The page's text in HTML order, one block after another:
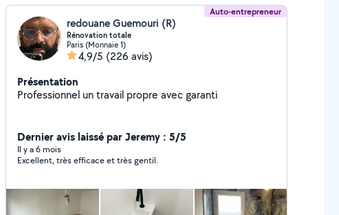
Auto-entrepreneur
redouane Guemouri (R)
Rénovation totale
Paris (Monnaie 1)
4,9/5 (226 avis)
Présentation
Professionnel un travail propre avec garanti
Dernier avis laissé par Jeremy : 5/5
Il y a 6 mois
Excellent, très efficace et très gentil.